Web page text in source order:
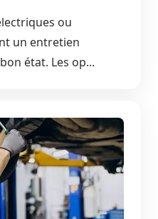
ou
un entretien
état. Les op...